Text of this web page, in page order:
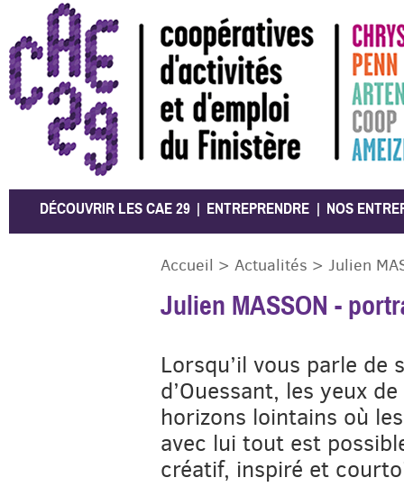
CAE 29
DÉCOUVRIR LES CAE 29 ENTREPRENDRE NOS
Accueil > Actualités > Julien
Julien MASSON -
Lorsqu’il vous parle de
d’Ouessant, les yeux
horizons lointains où
avec lui tout est
créatif, inspiré et